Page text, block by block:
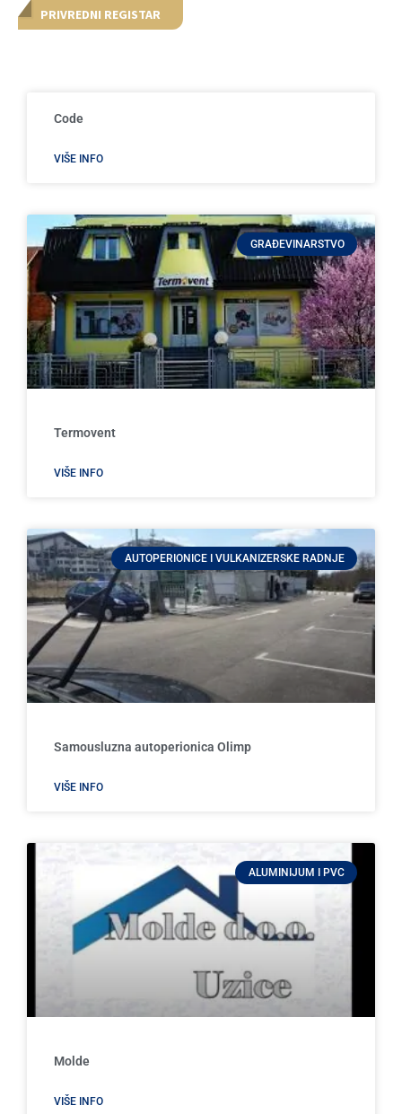
PRIVREDNI REGISTAR
Code
VIŠE INFO
GRAĐEVINARSTVO
Termovent
VIŠE INFO
AUTOPERIONICE I VULKANIZERSKE RADNJE
Samousluzna autoperionica Olimp
VIŠE INFO
ALUMINIJUM I PVC
Molde
VIŠE INFO